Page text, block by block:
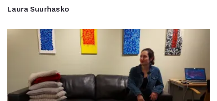
Laura Suurhasko